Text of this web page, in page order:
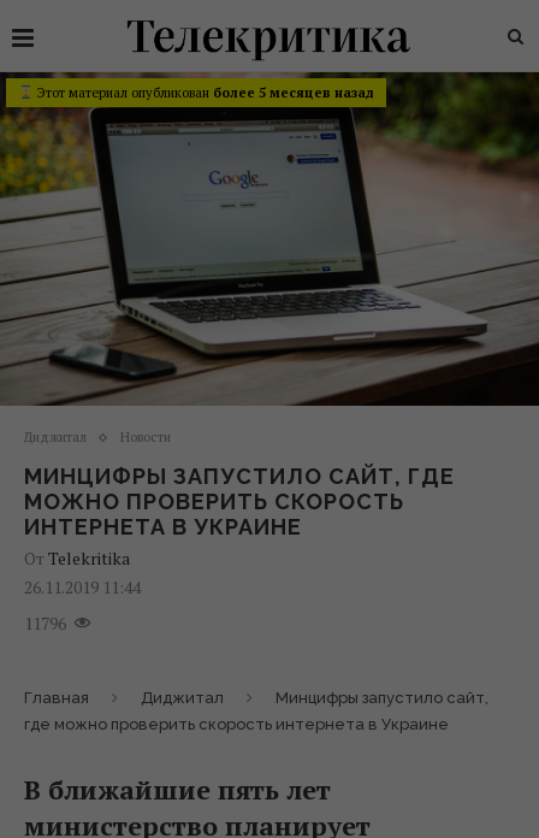
Этот материал опубликован более 5 месяцев назад
Диджитал Новости
МИНЦИФРЫ ЗАПУСТИЛО САЙТ, ГДЕ
МОЖНО ПРОВЕРИТЬ СКОРОСТЬ
ИНТЕРНЕТА В УКРАИНЕ
От Telekritika
26.11.2019 11:44
11796
Главная Диджитал
Минцифры запустило сайт,
где можно проверить скорость интернета в Украине
В ближайшие пять лет
министерство планирует